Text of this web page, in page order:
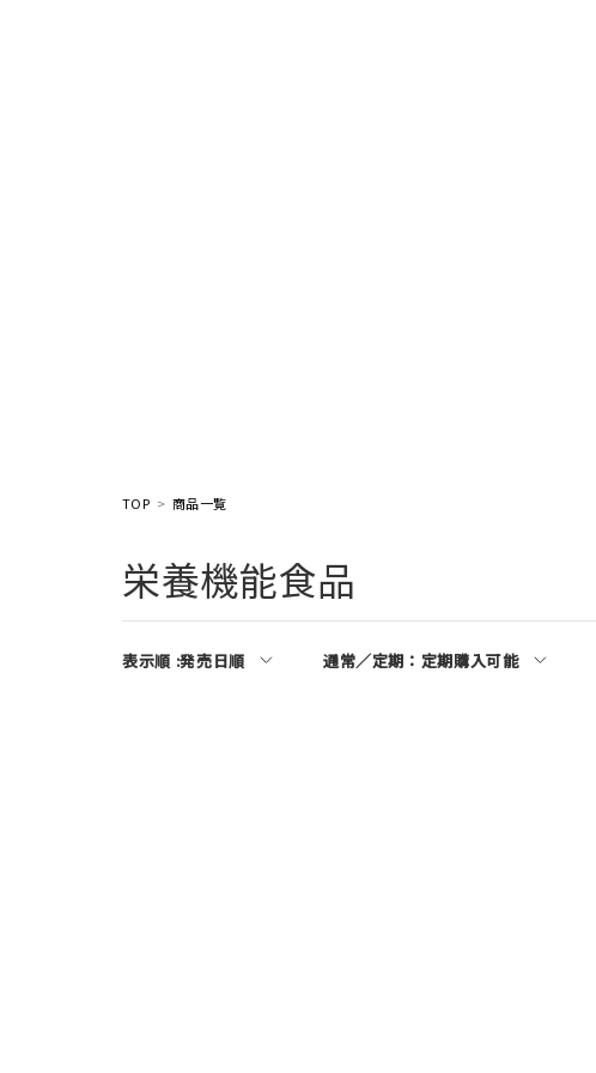
TOP 商品一覧
栄養機能食品
表示順 :発売日順 通常／定期： 定期購入可能